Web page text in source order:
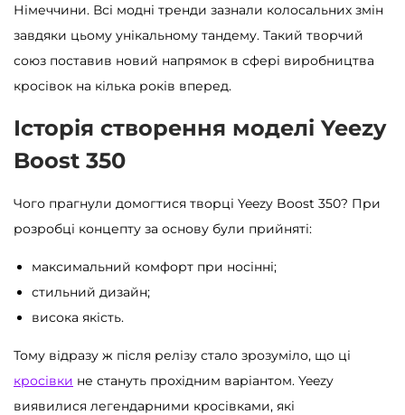
Німеччини. Всі модні тренди зазнали колосальних змін
завдяки цьому унікальному тандему. Такий творчий
союз поставив новий напрямок в сфері виробництва
кросівок на кілька років вперед.
Історія створення моделі Yeezy
Boost 350
Чого прагнули домогтися творці Yeezy Boost 350? При
розробці концепту за основу були прийняті:
максимальний комфорт при носінні;
стильний дизайн;
висока якість.
Тому відразу ж після релізу стало зрозуміло, що ці
кросівки не стануть прохідним варіантом. Yeezy
виявилися легендарними кросівками, які